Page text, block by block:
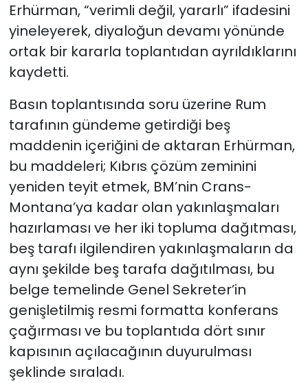
Erhürman, “verimli değil, yararlı” ifadesini
yineleyerek, diyaloğun devamı yönünde
ortak bir kararla toplantıdan ayrıldıklarını
kaydetti.
Basın toplantısında soru üzerine Rum
tarafının gündeme getirdiği beş
maddenin içeriğini de aktaran Erhürman,
bu maddeleri; Kıbrıs çözüm zeminini
yeniden teyit etmek, BM’nin Crans-
Montana’ya kadar olan yakınlaşmaları
hazırlaması ve her iki topluma dağıtması,
beş tarafı ilgilendiren yakınlaşmaların da
aynı şekilde beş tarafa dağıtılması, bu
belge temelinde Genel Sekreter’in
genişletilmiş resmi formatta konferans
çağırması ve bu toplantıda dört sınır
kapısının açılacağının duyurulması
şeklinde sıraladı.